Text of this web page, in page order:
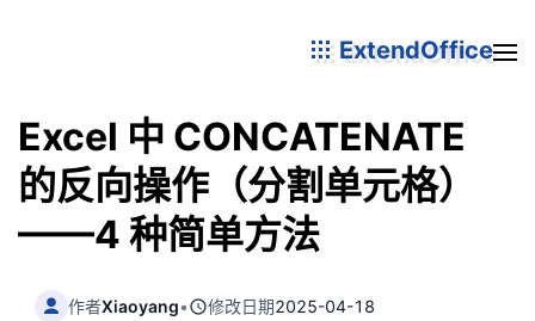
ExtendOffice
Excel 中 CONCATENATE
的反向操作（分割单元格）
——4 种简单方法
作者Xiaoyang• 修改日期2025-04-18